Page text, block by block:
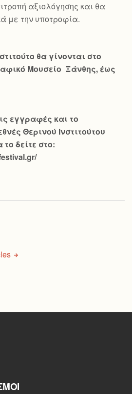
αξιολόγησης και θα
με την υποτροφία.
θα γίνονται στο
Μουσείο Ξάνθης, έως
εγγραφές και το
Θερινού Ινστιτούτου
δείτε στο: